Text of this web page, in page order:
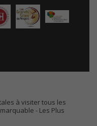
à visiter tous les
- Les Plus